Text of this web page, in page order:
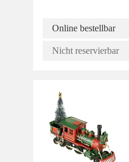
Online bestellbar
Nicht reservierbar